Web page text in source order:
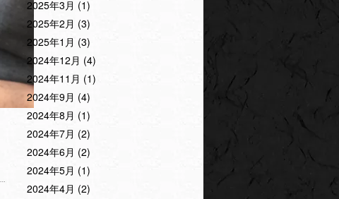
2025年3月 (1)
2025年2月 (3)
2025年1月 (3)
2024年12月 (4)
2024年11月 (1)
2024年9月 (4)
2024年8月 (1)
2024年7月 (2)
2024年6月 (2)
2024年5月 (1)
2024年4月 (2)